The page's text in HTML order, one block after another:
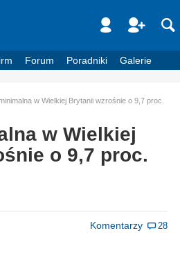
Forum Poradniki Galerie
w Wielkiej Brytanii wzrośnie o 9,7 proc.
w Wielkiej
o 9,7 proc.
Komentarzy 28